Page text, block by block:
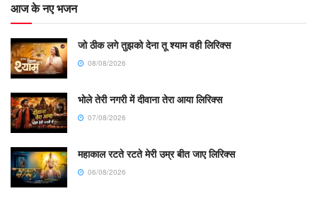
आज के नए भजन
जो ठीक लगे तुझको देना तू श्याम वही लिरिक्स
08/08/2026
भोले तेरी नगरी में दीवाना तेरा आया लिरिक्स
07/08/2026
महाकाल रटते रटते मेरी उम्र बीत जाए लिरिक्स
06/08/2026